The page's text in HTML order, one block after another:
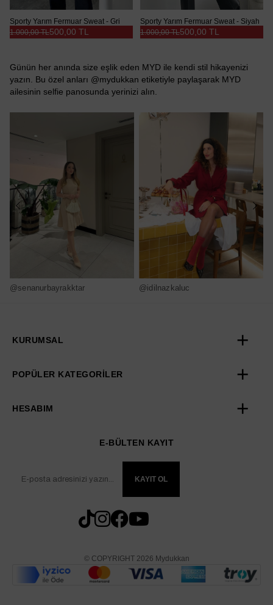
Sporty Yarım Fermuar Sweat - Gri
500,00 TL
1.000,00 TL
Sporty Yarım Fermuar Sweat - Siyah
500,00 TL
1.000,00 TL
Günün her anında size eşlik eden MYD ile kendi stil hikayenizi
yazın. Bu özel anları @mydukkan etiketiyle paylaşarak MYD
ailesinin selfie panosunda yerinizi alın.
@senanurbayrakktar @idilnazkaluc
KURUMSAL
POPÜLER KATEGORİLER
HESABIM
E-BÜLTEN KAYIT
KAYIT OL
© COPYRIGHT 2026 Mydukkan